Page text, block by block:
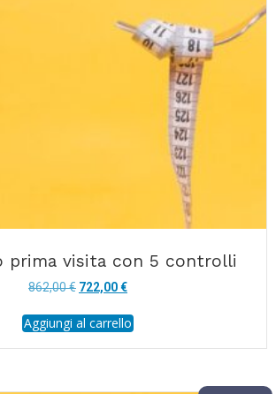
prima visita con 5 controlli
862,00€ Il
originale
722,00€Il
attuale
Aggiungi al carrello